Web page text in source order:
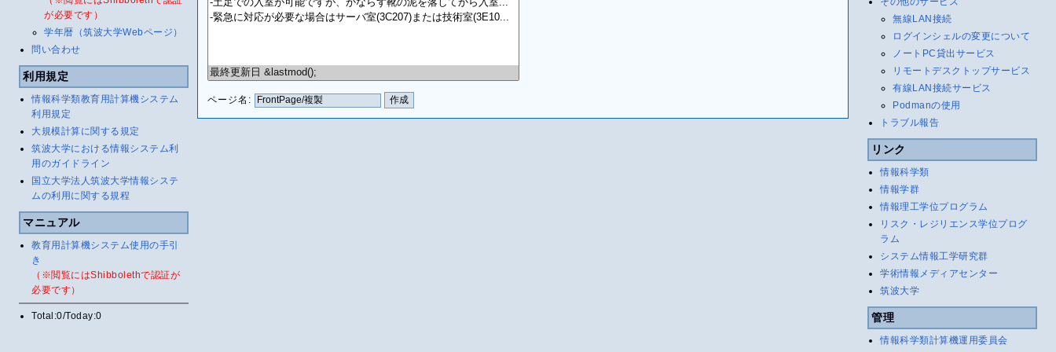
が必要です）
学年暦（筑波大学Webページ）
問い合わせ
利用規定
情報科学類教育用計算機システム
利用規定
大規模計算に関する規定
筑波大学における情報システム利
用のガイドライン
国立大学法人筑波大学情報システ
ムの利用に関する規程
マニュアル
教育用計算機システム使用の手引
き
（※閲覧にはShibbolethで認証が
必要です）
Total:0/Today:0
ページ名:
無線LAN接続
ログインシェルの変更について
ノートPC貸出サービス
リモートデスクトップサービス
有線LAN接続サービス
Podmanの使用
トラブル報告
リンク
情報科学類
情報学群
情報理工学位プログラム
リスク・レジリエンス学位プログ
ラム
システム情報工学研究群
学術情報メディアセンター
筑波大学
管理
情報科学類計算機運用委員会